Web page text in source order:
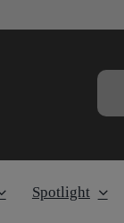
Spotlight